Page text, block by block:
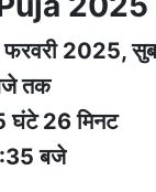
2025,
तक
घंटे 26 मिनट
बजे